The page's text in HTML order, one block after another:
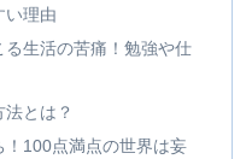
い理由
生活の苦痛！勉強や仕
とは？
！100点満点の世界は妄